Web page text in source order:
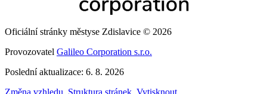
Oficiální stránky městyse Zdislavice © 2026
Provozovatel Galileo Corporation s.r.o.
Poslední aktualizace: 6. 8. 2026
Změna vzhledu Struktura stránek Vytisknout